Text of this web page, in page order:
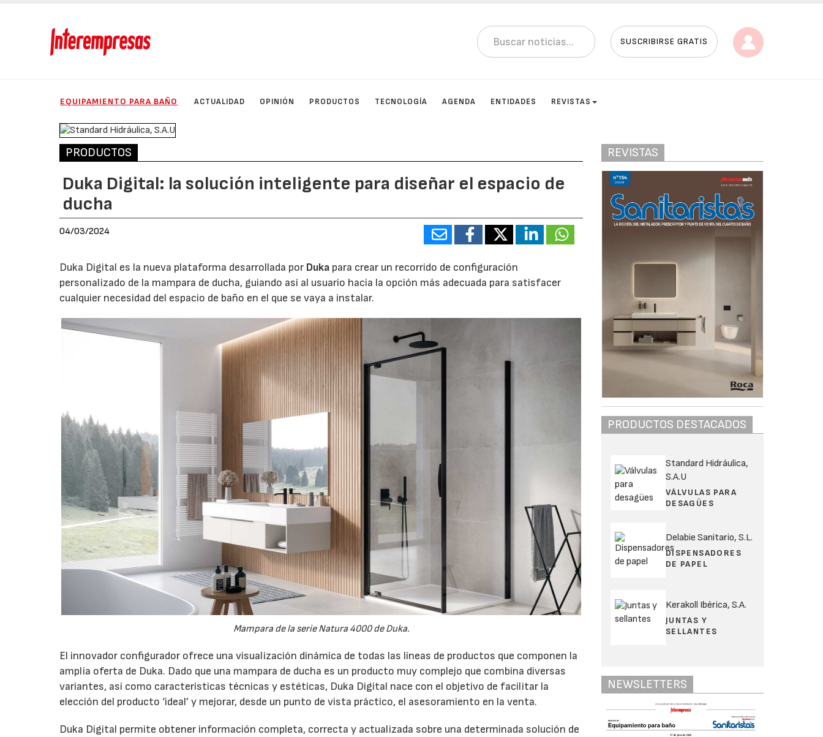
SUSCRIBIRSE GRATIS
EQUIPAMIENTO PARA BAÑO ACTUALIDAD OPINIÓN PRODUCTOS TECNOLOGÍA AGENDA ENTIDADES REVISTAS
PRODUCTOS
Duka Digital: la solución inteligente para diseñar el espacio de
ducha
04/03/2024
Duka Digital es la nueva plataforma desarrollada por Duka para crear un recorrido de configuración
personalizado de la mampara de ducha, guiando así al usuario hacia la opción más adecuada para satisfacer
cualquier necesidad del espacio de baño en el que se vaya a instalar.
Mampara de la serie Natura 4000 de Duka.
El innovador configurador ofrece una visualización dinámica de todas las líneas de productos que componen la
amplia oferta de Duka. Dado que una mampara de ducha es un producto muy complejo que combina diversas
variantes, así como características técnicas y estéticas, Duka Digital nace con el objetivo de facilitar la
elección del producto ‘ideal’ y mejorar, desde un punto de vista práctico, el asesoramiento en la venta.
Duka Digital permite obtener información completa, correcta y actualizada sobre una determinada solución de
REVISTAS
PRODUCTOS DESTACADOS
Standard Hidráulica,
S.A.U
VÁLVULAS PARA
DESAGÜES
Delabie Sanitario, S.L.
DISPENSADORES
DE PAPEL
Kerakoll Ibérica, S.A.
JUNTAS Y
SELLANTES
NEWSLETTERS